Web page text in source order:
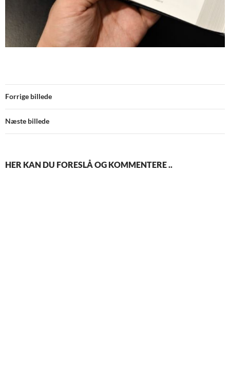
Forrige billede
Næste billede
HER KAN DU FORESLÅ OG KOMMENTERE ..